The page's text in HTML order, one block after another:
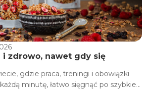
i zdrowo, nawet gdy się
gdzie praca, treningi i obowiązki
minutę, łatwo sięgnąć po szybkie